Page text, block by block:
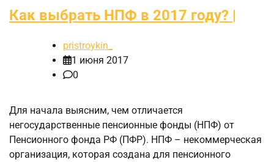
Как выбрать НПФ в 2017 году? |
pristroykin_
1 июня 2017
0
Для начала выясним, чем отличается
негосударственные пенсионные фонды (НПФ) от
Пенсионного фонда РФ (ПФР). НПФ – некоммерческая
организация, которая создана для пенсионного